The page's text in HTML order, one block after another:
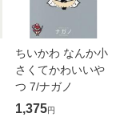
ちいかわ なんか小
さくてかわいいや
つ 7/ナガノ
1,375円